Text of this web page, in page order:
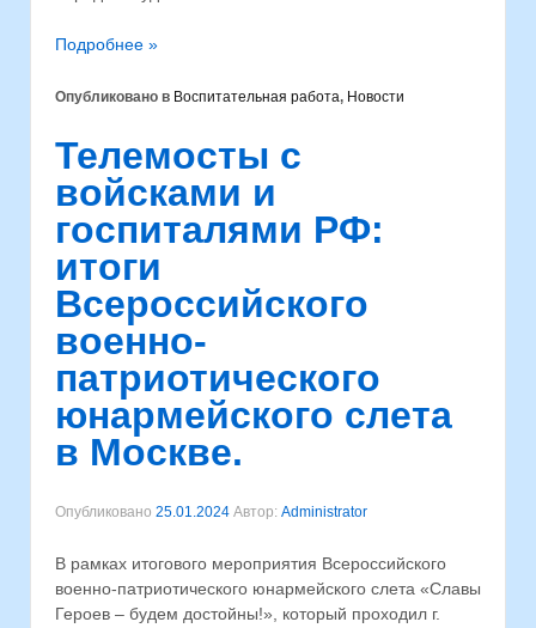
Подробнее »
Опубликовано в Воспитательная работа, Новости
Телемосты с
войсками и
госпиталями РФ:
итоги
Всероссийского
военно-
патриотического
юнармейского слета
в Москве.
Опубликовано 25.01.2024 Автор: Administrator
В рамках итогового мероприятия Всероссийского
военно-патриотического юнармейского слета «Славы
Героев – будем достойны!», который проходил г.